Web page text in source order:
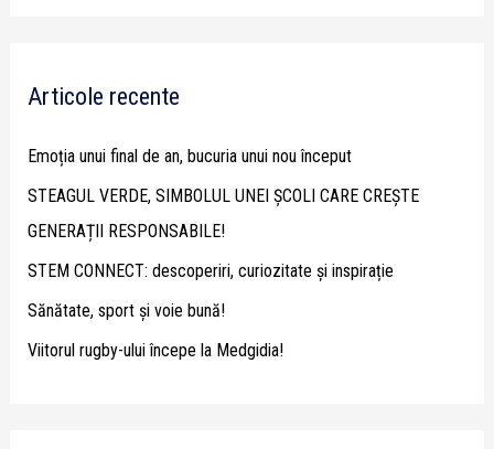
c
o
r
:
Articole recente
Emoția unui final de an, bucuria unui nou început
STEAGUL VERDE, SIMBOLUL UNEI ȘCOLI CARE CREȘTE
GENERAȚII RESPONSABILE!
STEM CONNECT: descoperiri, curiozitate și inspirație
Sănătate, sport și voie bună!
Viitorul rugby-ului începe la Medgidia!